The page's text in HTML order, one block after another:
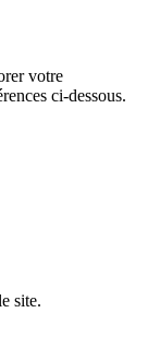
votre
ci-dessous.
site.